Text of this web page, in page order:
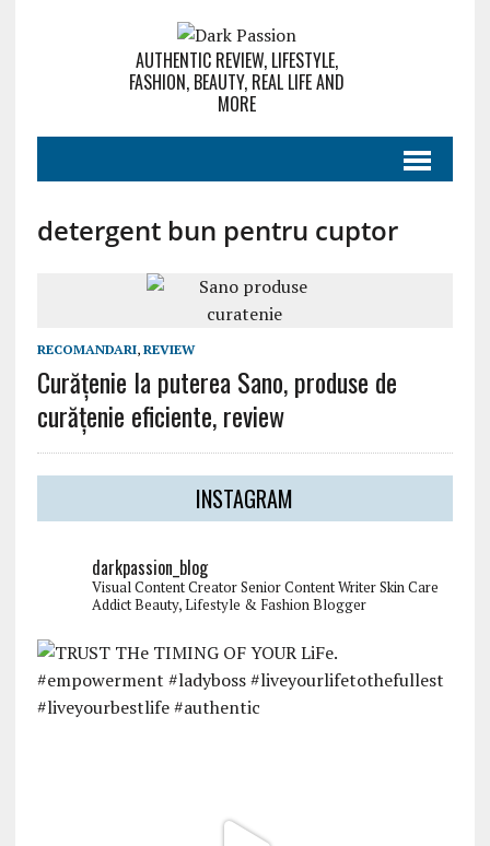
AUTHENTIC REVIEW, LIFESTYLE,
FASHION, BEAUTY, REAL LIFE AND
MORE
detergent bun pentru cuptor
RECOMANDARI, REVIEW
Curățenie la puterea Sano, produse de
curățenie eficiente, review
INSTAGRAM
darkpassion_blog
Visual Content CreatorSenior Content WriterSkin Care
AddictBeauty, Lifestyle & Fashion Blogger